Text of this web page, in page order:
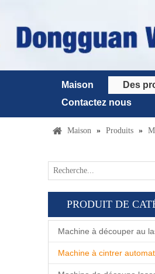
Maison Des
Contactez nous
Maison » Produits »
PRODUIT DE
Machine à découper au
Machine à cintrer